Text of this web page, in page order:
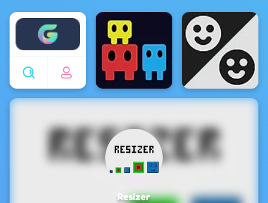
Enjoy4fun
Resizer